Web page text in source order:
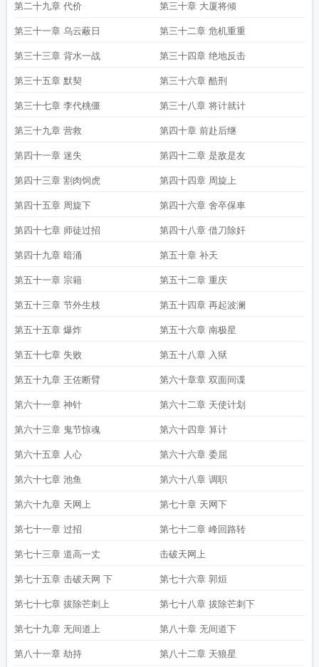
第二十九章 代价 第三十章 大厦将倾
第三十一章 乌云蔽日 第三十二章 危机重重
第三十三章 背水一战 第三十四章 绝地反击
第三十五章 默契 第三十六章 酷刑
第三十七章 李代桃僵 第三十八章 将计就计
第三十九章 营救 第四十章 前赴后继
第四十一章 迷失 第四十二章 是敌是友
第四十三章 割肉饲虎 第四十四章 周旋上
第四十五章 周旋下 第四十六章 舍卒保車
第四十七章 师徒过招 第四十八章 借刀除奸
第四十九章 暗涌 第五十章 补天
第五十一章 宗籍 第五十二章 重庆
第五十三章 节外生枝 第五十四章 再起波澜
第五十五章 爆炸 第五十六章 南极星
第五十七章 失败 第五十八章 入狱
第五十九章 王佐断臂 第六十章章 双面间谍
第六十一章 神针 第六十二章 天使计划
第六十三章 鬼节惊魂 第六十四章 算计
第六十五章 人心 第六十六章 委屈
第六十七章 池鱼 第六十八章 调职
第六十九章 天网上 第七十章 天网下
第七十一章 过招 第七十二章 峰回路转
第七十三章 道高一丈 击破天网上
第七十五章 击破天网 下 第七十六章 郭烜
第七十七章 拔除芒刺上 第七十八章 拔除芒刺下
第七十九章 无间道上 第八十章 无间道下
第八十一章 劫持 第八十二章 天狼星